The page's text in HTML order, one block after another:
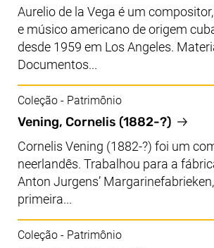
Aurelio de la Vega é um
e músico americano de origem
desde 1959 em Los Angeles.
Documentos...
Vening, Cornelis (1882-?)
Coleção - Patrimônio
Cornelis Vening (1882-?) foi um
neerlandês. Trabalhou para a
Anton Jurgens’
primeira...
Coleção - Patrimônio